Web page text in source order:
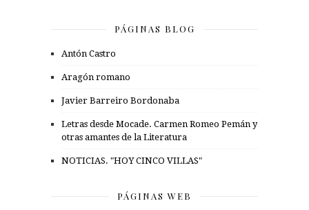
PÁGINAS BLOG
Antón Castro
Aragón romano
Javier Barreiro Bordonaba
Letras desde Mocade. Carmen Romeo Pemán y
otras amantes de la Literatura
NOTICIAS. "HOY CINCO VILLAS"
PÁGINAS WEB